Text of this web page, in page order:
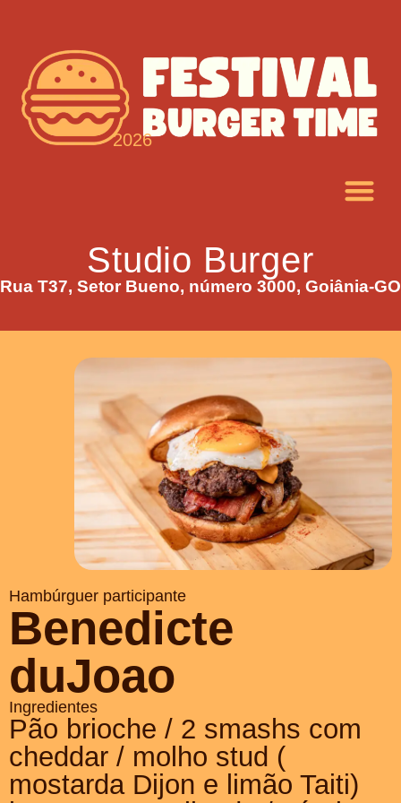
2026
Studio Burger
Rua T37, Setor Bueno, número 3000, Goiânia-GO
Hambúrguer participante
Benedicte
duJoao
Ingredientes
Pão brioche / 2 smashs com
cheddar / molho stud (
mostarda Dijon e limão Taiti)